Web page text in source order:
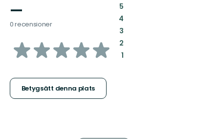
—
0 recensioner
av
stjärnor
Betygsätt denna plats
5:
4:
3:
2:
1: